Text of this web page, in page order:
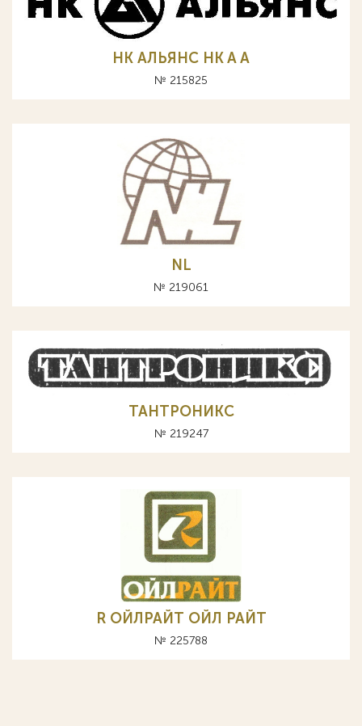
НК АЛЬЯНС HK A А
№ 215825
NL
№ 219061
ТАНТРОНИКС
№ 219247
R ОЙЛРАЙТ ОЙЛ РАЙТ
№ 225788